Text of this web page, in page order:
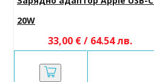
20W
33,00 € / 64.54 лв.